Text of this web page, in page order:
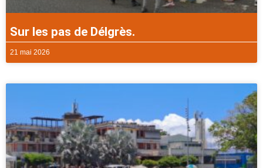
Sur les pas de Délgrès.
21 mai 2026